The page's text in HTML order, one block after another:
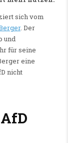
sich vom
. Der
und
für seine
eine
nicht